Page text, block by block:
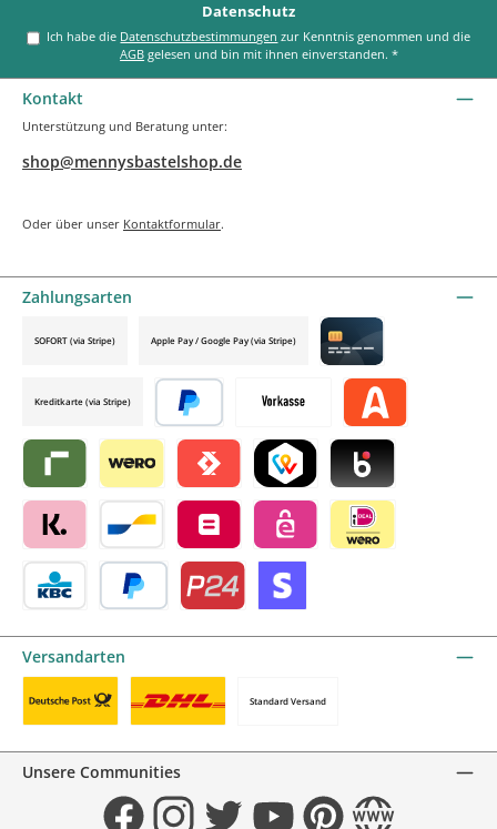
Datenschutz
Ich habe die Datenschutzbestimmungen
AGB gelesen und bin mit ihnen einverstanden.*
Kontakt
Unterstützung und Beratung unter:
shop@mennysbastelshop.de
Oder über unser Kontaktformular.
Zahlungsarten
Vorkasse Alma by mollie
Riverty by mollie
Wero Satispay by mollieTWINT by mollieBlik by mollie
Klarna by mollieBancontact by mollie
Belfius by mollieeps by mollie
SOFORT (via Stripe) Apple Pay / Google Pay (via Stripe)
Credit card by mollie
Kreditkarte (via Stripe)
Später bezahlen
Versandarten
Standard Versand
Unsere Communities
FacebookInstagramTwitter YouTubePinterestWebsite